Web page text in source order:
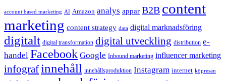
account based marketing AI Amazon analys appar B2B content
marketing content strategy data digital marknadsföring
digitalt digital transformation digital utveckling distribution e-
handel Facebook Google Inbound marketing influencer marketing
infograf innehåll innehållsproduktion Instagram internet köpresan